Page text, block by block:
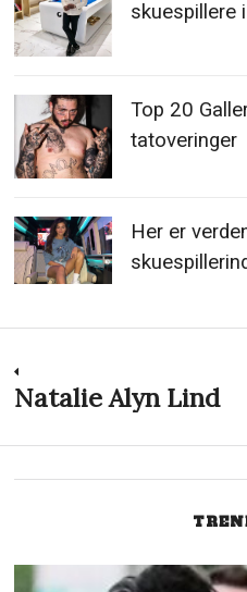
skuespillere
Top 20
tatoveringer
Her er
Previous
Natalie Alyn Lind